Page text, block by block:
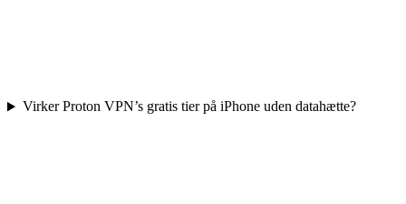
Virker Proton VPN’s gratis tier på iPhone uden datahætte?